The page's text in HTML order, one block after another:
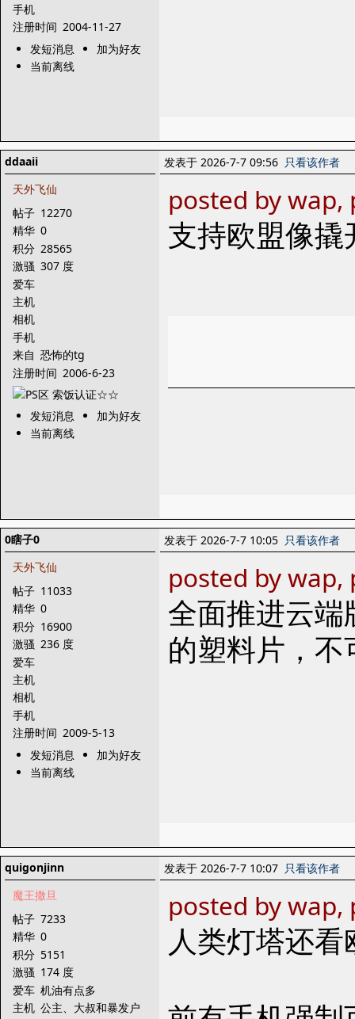
手机
注册时间 2004-11-27
发短消息
加为好友
当前离线
ddaaii
天外飞仙
帖子 12270
精华 0
积分 28565
激骚 307 度
爱车
主机
相机
手机
来自 恐怖的tg
注册时间 2006-6-23
发短消息
加为好友
当前离线
发表于 2026-7-7 09:56 只看该作者
posted by
支持欧盟像
0瞎子0
天外飞仙
帖子 11033
精华 0
积分 16900
激骚 236 度
爱车
主机
相机
手机
注册时间 2009-5-13
发短消息
加为好友
当前离线
发表于 2026-7-7 10:05 只看该作者
posted by
全面推进云
的塑料片，
quigonjinn
魔王撒旦
帖子 7233
精华 0
积分 5151
激骚 174 度
爱车 机油有点多
主机 公主、大叔和暴发户
发表于 2026-7-7 10:07 只看该作者
posted by
人类灯塔还看